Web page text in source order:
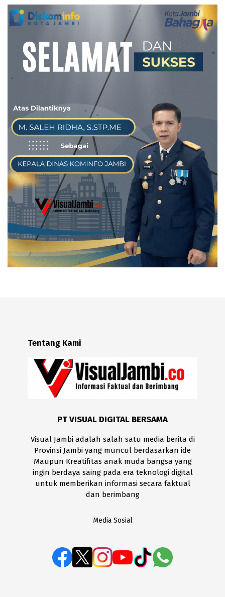
Tentang Kami
PT VISUAL DIGITAL BERSAMA
Visual Jambi adalah salah satu media berita di
Provinsi Jambi yang muncul berdasarkan ide
Maupun Kreatifitas anak muda bangsa yang
ingin berdaya saing pada era teknologi digital
untuk memberikan informasi secara faktual
dan berimbang
Media Sosial